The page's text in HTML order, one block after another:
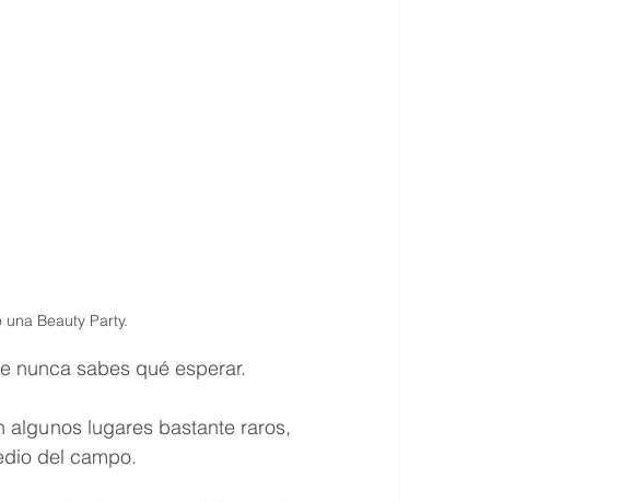
Beauty Party.
nunca sabes qué esperar.
lugares bastante raros,
del campo.